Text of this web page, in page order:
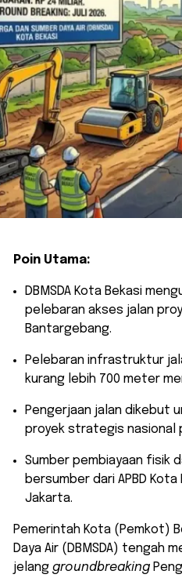
Poin Utama:
​DBMSDA Kota Bekasi
pelebaran akses jalan
Bantargebang.
​Pelebaran infrastruktur
kurang lebih 700 meter
​Pengerjaan jalan dikebut
proyek strategis nasional
​Sumber pembiayaan fisik
bersumber dari APBD
Jakarta.
​Pemerintah Kota (Pemkot)
Daya Air (DBMSDA)
jelang groundbreaking